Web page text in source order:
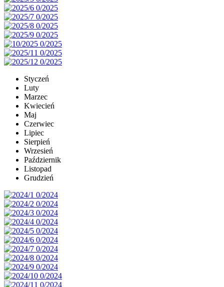
Styczeń
Luty
Marzec
Kwiecień
Maj
Czerwiec
Lipiec
Sierpień
Wrzesień
Październik
Listopad
Grudzień